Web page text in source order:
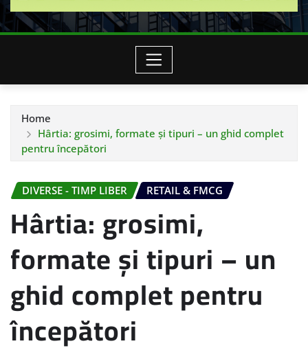
Home
Hârtia: grosimi, formate și tipuri – un ghid complet
pentru începători
DIVERSE - TIMP LIBER RETAIL & FMCG
Hârtia: grosimi,
formate și tipuri – un
ghid complet pentru
începători